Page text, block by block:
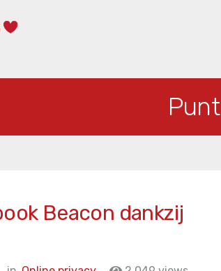
Punt
Beacon dankzij